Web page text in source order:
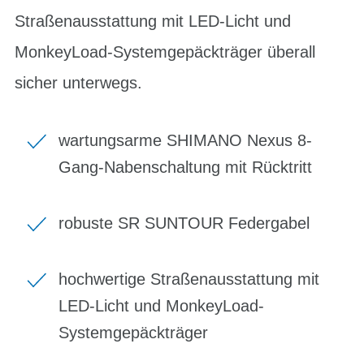
Straßenausstattung mit LED-Licht und
MonkeyLoad-Systemgepäckträger überall
sicher unterwegs.
wartungsarme SHIMANO Nexus 8-
Gang-Nabenschaltung mit Rücktritt
robuste SR SUNTOUR Federgabel
hochwertige Straßenausstattung mit
LED-Licht und MonkeyLoad-
Systemgepäckträger